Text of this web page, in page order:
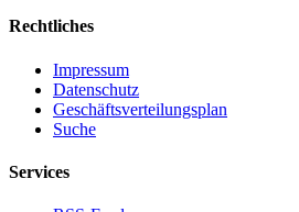
Rechtliches
Impressum
Datenschutz
Geschäftsverteilungsplan
Suche
Services